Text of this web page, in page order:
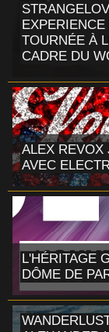
TOURNÉE À
CADRE DU
ALEX REVOX
AVEC
L'HÉRITAGE
DÔME DE